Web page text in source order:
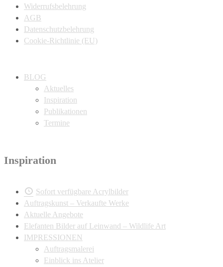
Widerrufsbelehrung
AGB
Datenschutzbelehrung
Cookie-Richtlinie (EU)
BLOG
Aktuelles
Inspiration
Publikationen
Termine
Inspiration
Sofort verfügbare Acrylbilder
Auftragskunst – Verkaufte Werke
Aktuelle Angebote
Elefanten Bilder auf Leinwand – Wildlife Art
IMPRESSIONEN
Auftragsmalerei
Einblick ins Atelier